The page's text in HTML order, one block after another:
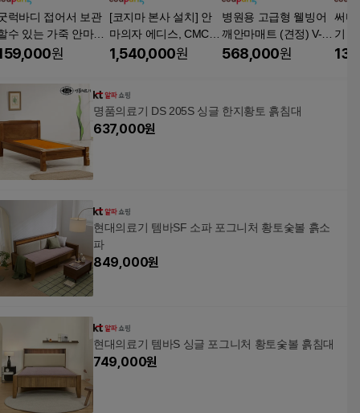
럭바디 접어서 보관
수 있는 가죽 안마매
마사지기, GD-002,
원
[코지마 본사 설치] 안
마의자 에디스, CMC-X
2700
1,540,000원
병원용 고급형 웰빙어
깨안마매트 (견정) V-40
15 어깨두드림 두타매
트 두타매트(신제품)
568,000원
써마
기
명품의료기 DS 205S 싱글 한지황토 흙침대
637,000원
현대의료기 템바SF 소파 포그니처 황토숯볼 흙소
파
849,000원
현대의료기 템바S 싱글 포그니처 황토숯볼 흙침대
749,000원